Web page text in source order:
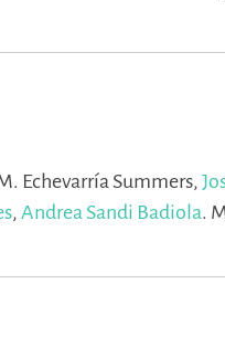
Echevarría Summers,
, Andrea Sandi Badiola.